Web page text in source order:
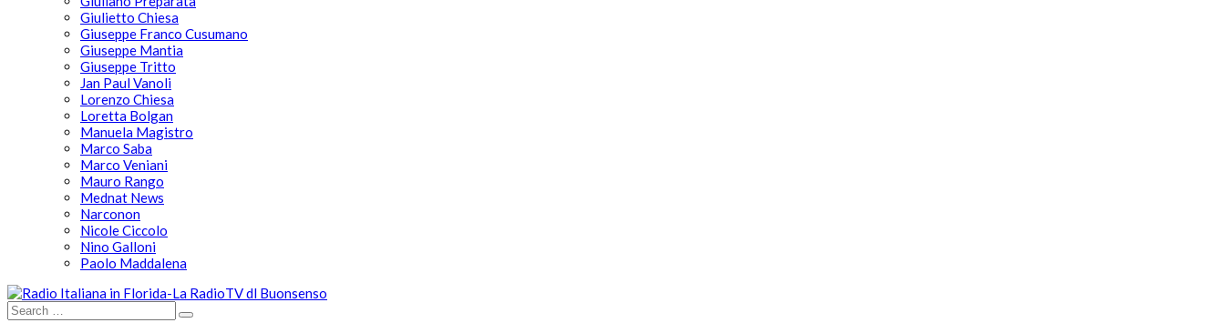
Giulietto Chiesa
Giuseppe Franco Cusumano
Giuseppe Mantia
Giuseppe Tritto
Jan Paul Vanoli
Lorenzo Chiesa
Loretta Bolgan
Manuela Magistro
Marco Saba
Marco Veniani
Mauro Rango
Mednat News
Narconon
Nicole Ciccolo
Nino Galloni
Paolo Maddalena